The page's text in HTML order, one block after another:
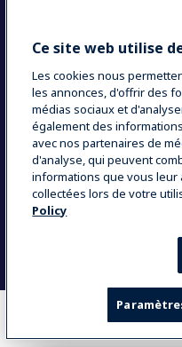
COMPARER
COUNTRY
VOTRE
Data Privacy Statement
Ce site web utilise
Les cookies nous
les annonces, d'offrir des
médias sociaux et
également des
avec nos partenaires de
d'analyse, qui peuvent
informations que vous
collectées lors de votre
Policy